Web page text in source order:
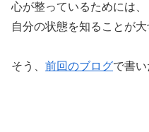
心が整っているためには、
自分の状態を知ることが大
そう、 前回のブログで書い